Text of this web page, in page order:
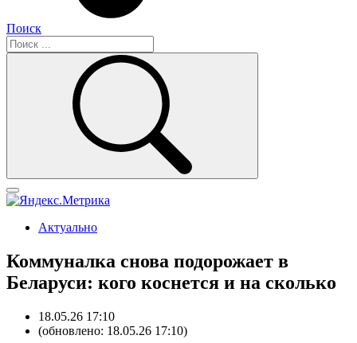
Поиск
Актуально
Коммуналка снова подорожает в
Беларуси: кого коснется и на сколько
18.05.26 17:10
(обновлено: 18.05.26 17:10)